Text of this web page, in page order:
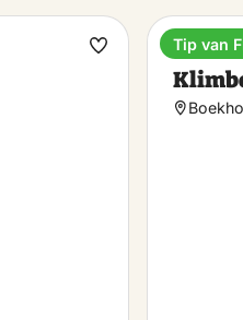
Maak
Tip van